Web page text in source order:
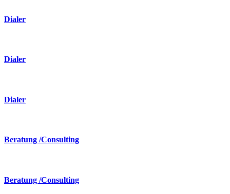
Dialer
Dialer
Dialer
Beratung /Consulting
Beratung /Consulting